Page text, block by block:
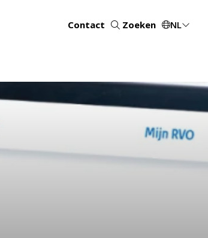
Contact Zoeken NL